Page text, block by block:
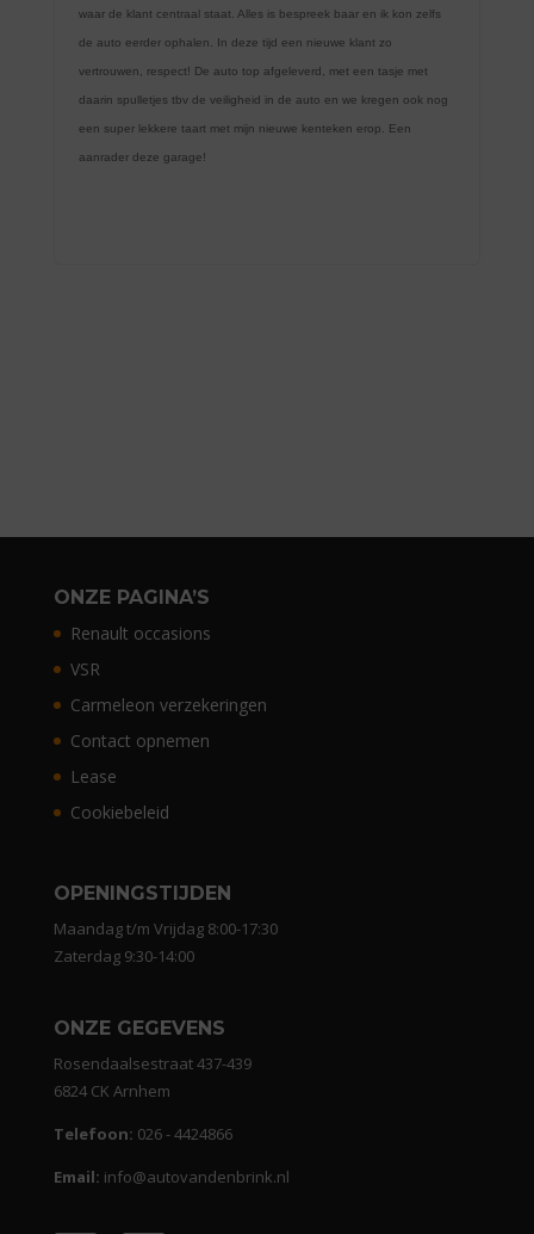
waar de klant centraal staat. Alles is bespreek baar en ik kon zelfs
de auto eerder ophalen. In deze tijd een nieuwe klant zo
vertrouwen, respect! De auto top afgeleverd, met een tasje met
daarin spulletjes tbv de veiligheid in de auto en we kregen ook nog
een super lekkere taart met mijn nieuwe kenteken erop. Een
aanrader deze garage!
ONZE PAGINA’S
Renault occasions
VSR
Carmeleon verzekeringen
Contact opnemen
Lease
Cookiebeleid
OPENINGSTIJDEN
Maandag t/m Vrijdag 8:00-17:30
Zaterdag 9:30-14:00
ONZE GEGEVENS
Rosendaalsestraat 437-439
6824 CK Arnhem
Telefoon: 026 - 4424866
Email: info@autovandenbrink.nl